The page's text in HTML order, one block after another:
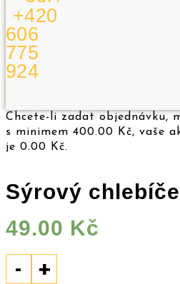
+420
606
775
924
Chcete-li zadat objednávku,
s minimem 400.00 Kč, vaše
je 0.00 Kč.
Sýrový
49.00 Kč
- +